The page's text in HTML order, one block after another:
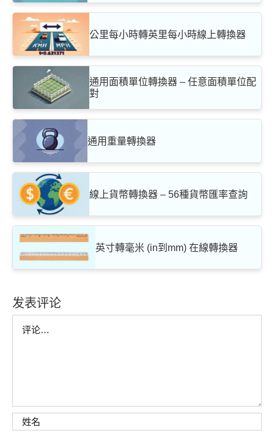
公里每小時轉英里每小時線上轉換器
通用面積單位轉換器 – 任意面積單位配
對
通用重量轉換器
線上貨幣轉換器 – 56種貨幣匯率查詢
英寸轉毫米 (in到mm) 在線轉換器
发表评论